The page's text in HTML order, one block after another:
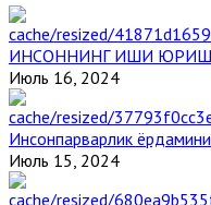
ИНСОННИНГ ИШИ
Июль 16, 2024
Инсонпарварлик
Июль 15, 2024